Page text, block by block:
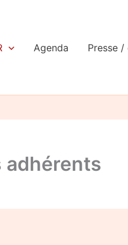
Agenda Presse /
adhérents